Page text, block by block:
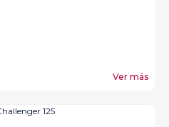
Ver más